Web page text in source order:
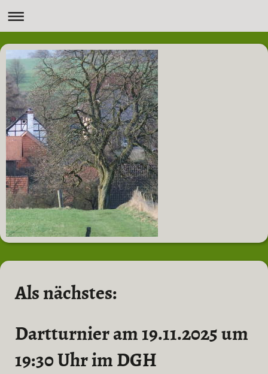
Als nächstes:
Dartturnier am 19.11.2025 um
19:30 Uhr im DGH